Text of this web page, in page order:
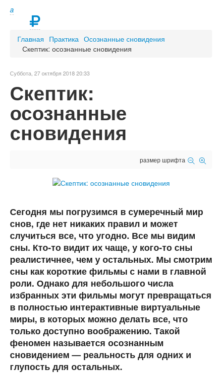
a
Главная Практика Осознанные сновидения
Скептик: осознанные сновидения
Суббота, 27 октября 2018 20:33
Скептик:
осознанные
сновидения
размер шрифта
Сегодня мы погрузимся в сумеречный мир
снов, где нет никаких правил и может
случиться все, что угодно. Все мы видим
сны. Кто-то видит их чаще, у кого-то сны
реалистичнее, чем у остальных. Мы смотрим
сны как короткие фильмы с нами в главной
роли. Однако для небольшого числа
избранных эти фильмы могут превращаться
в полностью интерактивные виртуальные
миры, в которых можно делать все, что
только доступно воображению. Такой
феномен называется осознанным
сновидением — реальность для одних и
глупость для остальных.